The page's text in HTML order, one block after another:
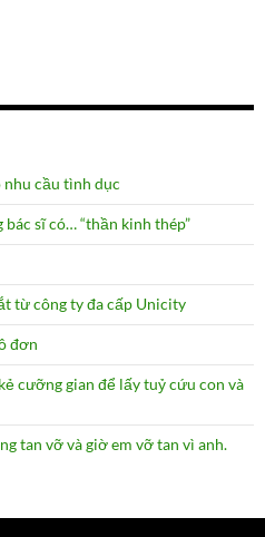
nhu cầu tình dục
bác sĩ có… “thần kinh thép”
từ công ty đa cấp Unicity
đơn
cưỡng gian để lấy tuỷ cứu con và
tan vỡ và giờ em vỡ tan vì anh.